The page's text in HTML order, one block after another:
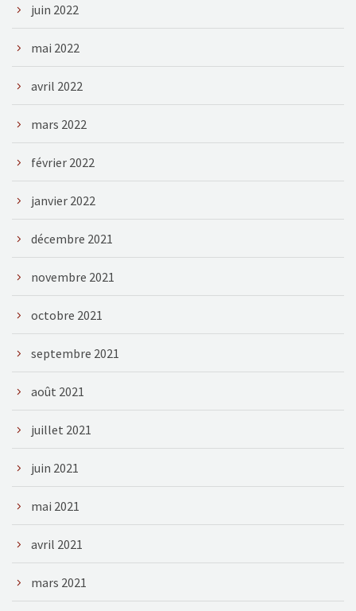
juin 2022
mai 2022
avril 2022
mars 2022
février 2022
janvier 2022
décembre 2021
novembre 2021
octobre 2021
septembre 2021
août 2021
juillet 2021
juin 2021
mai 2021
avril 2021
mars 2021